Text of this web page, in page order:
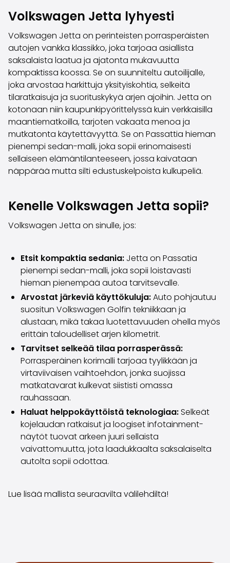
Farmariautot
Kaupunkiautot
Vetoautot
Pakettiautot
Hyötyajoneuvot
Huutokauppa-autot
Edulliset autot
Saka Select
Automerkit
Audi
BMW
Kia
Mercedes-Benz
Polestar
Toyota
Volkswagen
Myy autosi
Myy autosi
Myy yrityksen auto
Artikkeleita auton myyntiin liittyen
Muista nämä kun myyt auton!
Miten säilytän autoni arvon?
Tuotteet ja palvelut
Autoilun lisäpalvelut
SakaVarma
SakaKasko
Rahoitus
Kotiintoimitus
SakaVarma hyötyajoneuvoille
Varusteet autoosi
Vetokoukut
Renkaat autoon
Auton ostaminen etänä
Toimipisteet
Volkswagen Jetta lyhyesti
Volkswagen Jetta on perinteisten porrasperäisten
autojen vankka klassikko, joka tarjoaa asiallista
saksalaista laatua ja ajatonta mukavuutta
kompaktissa koossa. Se on suunniteltu autoilijalle,
joka arvostaa harkittuja yksityiskohtia, selkeitä
tilaratkaisuja ja suorituskykyä arjen ajoihin. Jetta on
kotonaan niin kaupunkipyörittelyssä kuin verkkaisilla
maantiematkoilla, tarjoten vakaata menoa ja
mutkatonta käytettävyyttä. Se on Passattia hieman
pienempi sedan-malli, joka sopii erinomaisesti
sellaiseen elämäntilanteeseen, jossa kaivataan
näppärää mutta silti edustuskelpoista kulkupeliä.
Kenelle Volkswagen Jetta sopii?
Volkswagen Jetta on sinulle, jos:
Etsit kompaktia sedania: Jetta on Passatia
pienempi sedan-malli, joka sopii loistavasti
hieman pienempää autoa tarvitsevalle.
Arvostat järkeviä käyttökuluja:Auto pohjautuu
suositun Volkswagen Golfin tekniikkaan ja
alustaan, mikä takaa luotettavuuden ohella myös
erittäin taloudelliset arjen kilometrit.
Tarvitset selkeää tilaa porrasperässä:
Porrasperäinen korimalli tarjoaa tyylikkään ja
virtaviivaisen vaihtoehdon, jonka suojissa
matkatavarat kulkevat siististi omassa
rauhassaan.
Haluat helppokäyttöistä teknologiaa:Selkeät
kojelaudan ratkaisut ja loogiset infotainment-
näytöt tuovat arkeen juuri sellaista
vaivattomuutta, jota laadukkaalta saksalaiselta
autolta sopii odottaa.
Lue lisää mallista seuraavilta välilehdiltä!